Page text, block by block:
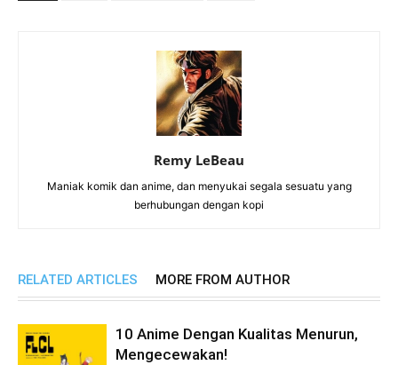
Remy LeBeau
Maniak komik dan anime, dan menyukai segala sesuatu yang
berhubungan dengan kopi
RELATED ARTICLES MORE FROM AUTHOR
10 Anime Dengan Kualitas Menurun,
Mengecewakan!